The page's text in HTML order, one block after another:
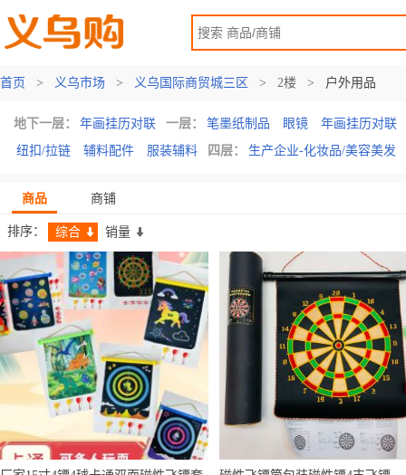
首页 > 义乌市场 > 义乌国际商贸城三区 > 2楼 > 户外用品
地下一层： 年画挂历对联 一层： 笔墨纸制品 眼镜
年画挂历对联
纽扣/拉链
辅料配件 服装辅料 四层： 生产企业-化妆品/美容美发
商品 商铺
排序： 综合 销量